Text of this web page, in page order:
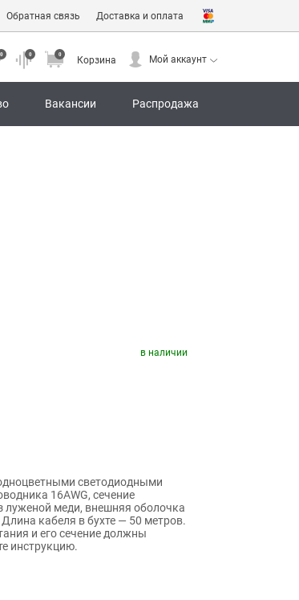
Обратная связь Доставка и оплата
0 0 0
Корзина Мой аккаунт
Вакансии Распродажа
Корзина Мой аккаунт
в наличии
светодиодными
16AWG, сечение
луженой меди, внешняя оболочка
кабеля в бухте — 50 метров.
и его сечение должны
инструкцию.